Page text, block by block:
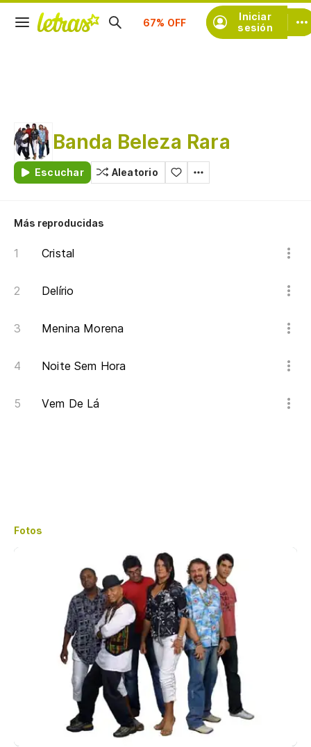
Iniciar
sesión
Suscríbete
Banda Beleza Rara
Escuchar Aleatorio
Más reproducidas
Cristal
Delírio
Menina Morena
Noite Sem Hora
Vem De Lá
Fotos